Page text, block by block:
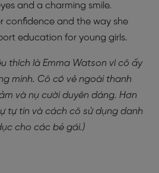
and a charming smile.
confidence and the way she
education for young girls.
thích là Emma Watson vì cô ấy
minh. Cô có vẻ ngoài thanh
và nụ cười duyên dáng. Hơn
tự tin và cách cô sử dụng danh
cho các bé gái.)